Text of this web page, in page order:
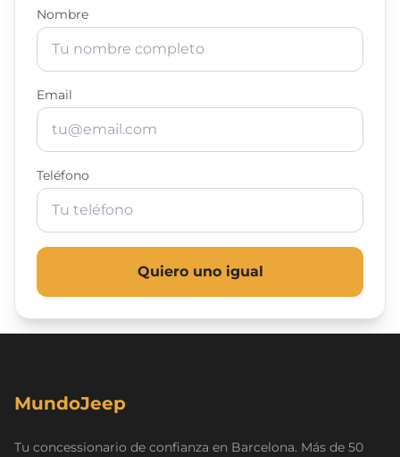
Nombre
Email
Teléfono
Quiero uno igual
MundoJeep
Tu concessionario de confianza en Barcelona. Más de 50